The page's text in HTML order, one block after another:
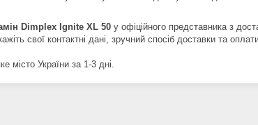
Dimplex Ignite XL 50 у офіційного представника з
свої контактні дані, зручний спосіб доставки та
місто України за 1-3 дні.